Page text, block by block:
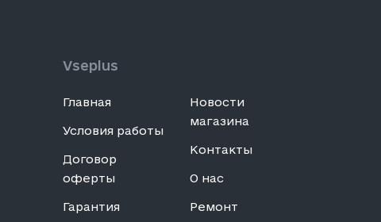
Vseplus
Главная
Условия работы
Договор
оферты
Гарантия
Новости
магазина
Контакты
О нас
Ремонт